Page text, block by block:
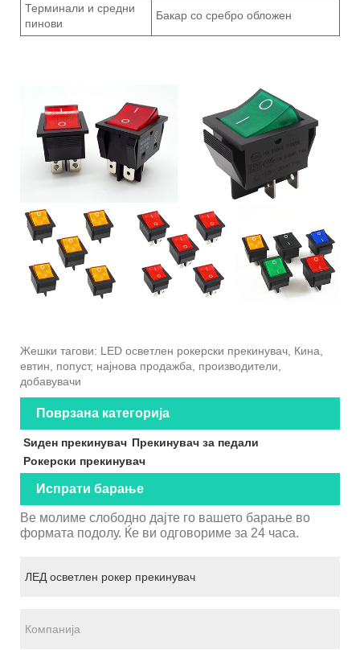
Терминали и средни
пинови
Бакар со сребро обложен
Жешки тагови: LED осветлен рокерски прекинувач, Кина,
евтин, попуст, најнова продажба, производители,
добавувачи
Поврзана категорија
Ѕиден прекинувач Прекинувач за педали
Рокерски прекинувач
Испрати барање
Ве молиме слободно дајте го вашето барање во
формата подолу. Ќе ви одговориме за 24 часа.